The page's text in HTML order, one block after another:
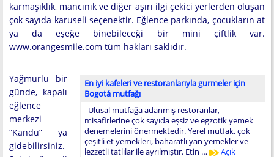
karmaşıklık, mancınık ve diğer aşırı ilgi çekici yerlerden oluşan
çok sayıda karuseli seçenektir. Eğlence parkında, çocukların at
ya da eşeğe binebileceği bir mini çiftlik var.
www.orangesmile.com tüm hakları saklıdır.
En iyi kafeleri ve restoranlarıyla gurmeler için
Bogotá mutfağı
Ulusal mutfağa adanmış restoranlar,
misafirlerine çok sayıda eşsiz ve egzotik yemek
denemelerini önermektedir. Yerel mutfak, çok
çeşitli et yemekleri, baharatlı yan yemekler ve
lezzetli tatlılar ile ayrılmıştır. Etin …
Açık
Yağmurlu bir
günde, kapalı
eğlence
merkezi
“Kandu” ya
gidebilirsiniz.